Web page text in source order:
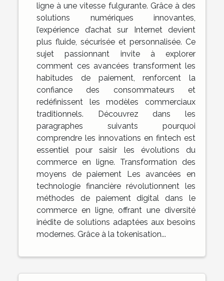
ligne à une vitesse fulgurante. Grâce à des
solutions numériques innovantes,
l’expérience d’achat sur Internet devient
plus fluide, sécurisée et personnalisée. Ce
sujet passionnant invite à explorer
comment ces avancées transforment les
habitudes de paiement, renforcent la
confiance des consommateurs et
redéfinissent les modèles commerciaux
traditionnels. Découvrez dans les
paragraphes suivants pourquoi
comprendre les innovations en fintech est
essentiel pour saisir les évolutions du
commerce en ligne. Transformation des
moyens de paiement Les avancées en
technologie financière révolutionnent les
méthodes de paiement digital dans le
commerce en ligne, offrant une diversité
inédite de solutions adaptées aux besoins
modernes. Grâce à la tokenisation...